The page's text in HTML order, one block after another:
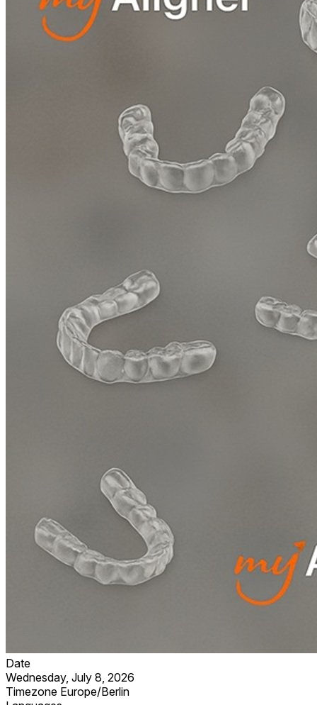
Date
Wednesday, July 8, 2026
Timezone Europe/Berlin